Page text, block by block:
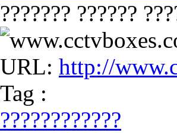
??????? ??????
URL: http://
Tag :
????????????